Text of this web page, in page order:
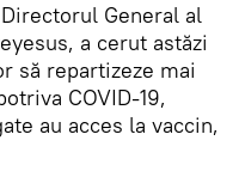
Directorul General al
a cerut astăzi
să repartizeze mai
COVID-19,
au acces la vaccin,